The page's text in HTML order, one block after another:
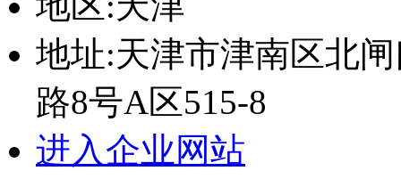
地址:天津市津南区北
路8号A区515-8
进入企业网站